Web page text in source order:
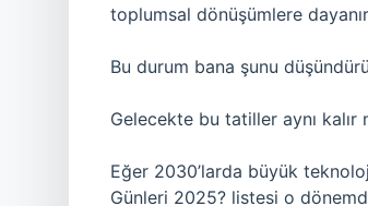
toplumsal dönüşümlere
Bu durum bana şunu
Gelecekte bu tatiller aynı
Eğer 2030’larda büyük
Günleri 2025? listesi o